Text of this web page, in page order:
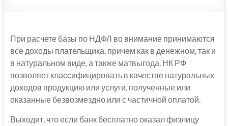
При расчете базы по НДФЛ во внимание принимаются
все доходы плательщика, причем как в денежном, так и
в натуральном виде, а также матвыгода. НК РФ
позволяет классифицировать в качестве натуральных
доходов продукцию или услуги, полученные или
оказанные безвозмездно или с частичной оплатой.
Выходит, что если банк бесплатно оказал физлицу